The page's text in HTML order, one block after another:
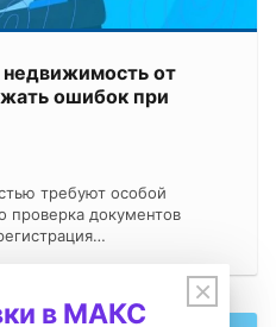
от
ошибок при
требуют особой
проверка документов
×
в МАКС